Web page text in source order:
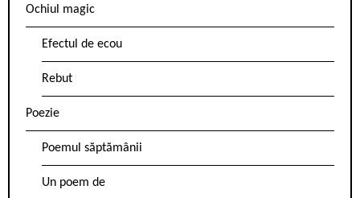
Ochiul magic
Efectul de ecou
Rebut
Poezie
Poemul săptămânii
Un poem de